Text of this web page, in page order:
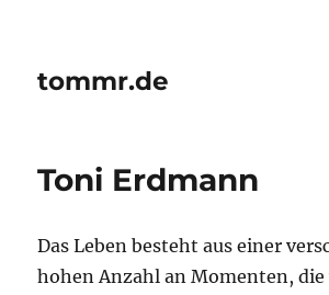
tommr.de
Toni Erdmann
Das Leben besteht aus einer
hohen Anzahl an Momenten,